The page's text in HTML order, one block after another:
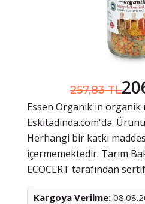
257,83 TL
Essen Organik'in organik
Eskitadında.com'da.
Herhangi bir katkı
içermemektedir. Tarım
ECOCERT tarafından
Kargoya Verilme: